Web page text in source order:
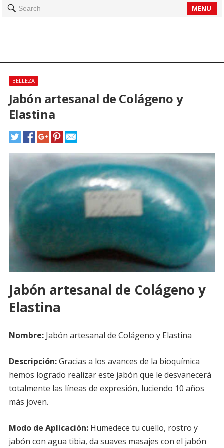
Search MENU
BELLEZA
Jabón artesanal de Colágeno y
Elastina
Jabón artesanal de Colágeno y
Elastina
Nombre:Jabón artesanal de Colágeno y Elastina
Descripción:Gracias a los avances de la bioquímica
hemos logrado realizar este jabón que le desvanecerá
totalmente las líneas de expresión, luciendo 10 años
más joven.
Modo de Aplicación:Humedece tu cuello, rostro y
jabón con agua tibia, da suaves masajes con el jabón